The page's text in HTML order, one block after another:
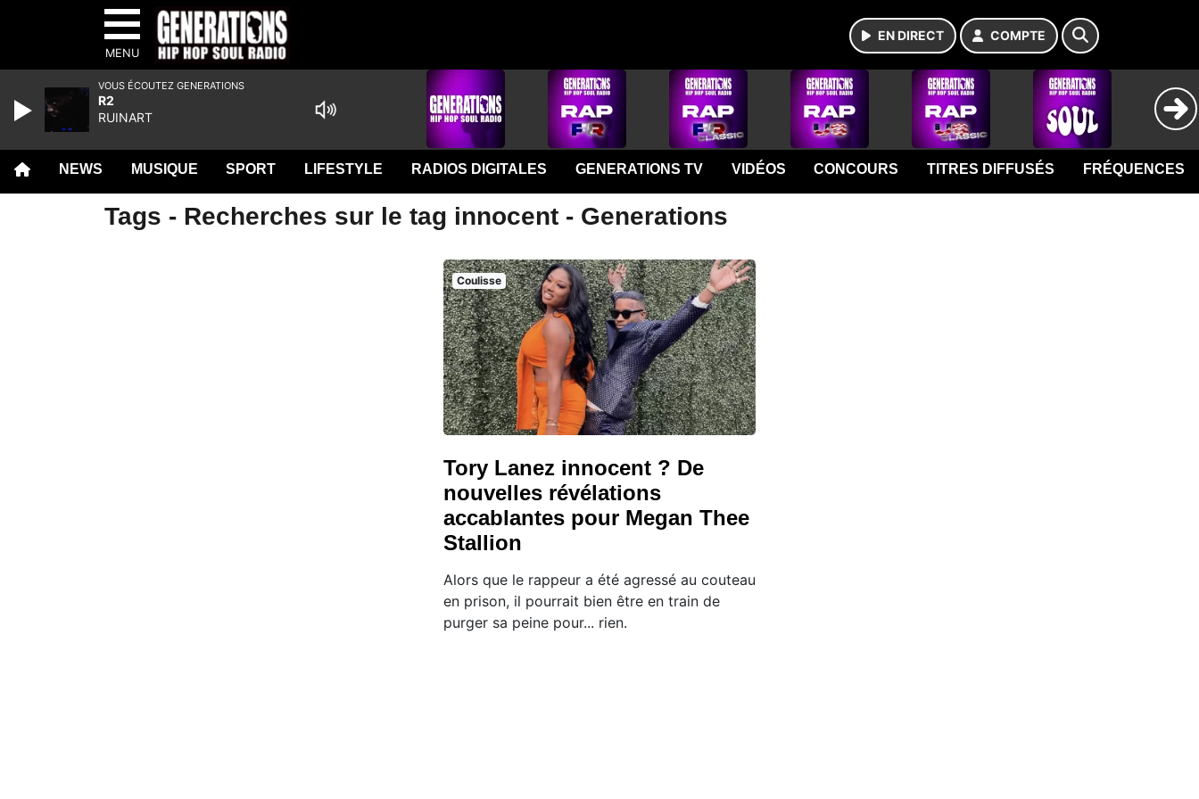
MENU
EN DIRECT COMPTE
NEWS MUSIQUE SPORT LIFESTYLE RADIOS DIGITALES GENERATIONS TV VIDÉOS CONCOURS TITRES DIFFUSÉS FRÉQUENCES
Tags - Recherches sur le tag innocent - Generations
Coulisse
Tory Lanez innocent ? De
nouvelles révélations
accablantes pour Megan Thee
Stallion
Alors que le rappeur a été agressé au couteau
en prison, il pourrait bien être en train de
purger sa peine pour... rien.
VOUS ÉCOUTEZ GENERATIONS
R2
RUINART